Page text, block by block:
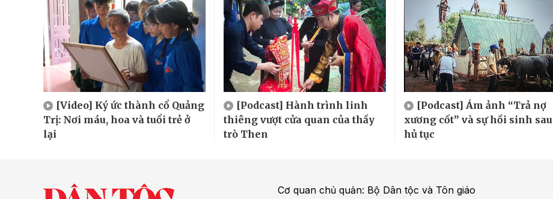
[Video] Ký ức thành cổ Quảng
Trị: Nơi máu, hoa và tuổi trẻ ở
lại
[Podcast] Hành trình linh
thiêng vượt cửa quan của thầy
trò Then
[Podcast] Ám ảnh “Trả nợ
xương cốt” và sự hồi sinh sau
hủ tục
Cơ quan chủ quản: Bộ Dân tộc và Tôn giáo